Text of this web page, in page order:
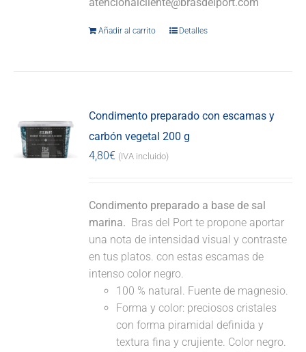
atencionalcliente@brasdelport.com
Añadir al carrito Detalles
Condimento preparado con escamas y
carbón vegetal 200 g
4,80€ (IVA incluido)
Condimento preparado a base de sal
marina. Bras del Port te propone aportar
una nota de intensidad visual y contraste
en tus platos. con estas escamas de
intenso color negro.
100 % natural. Fuente de magnesio.
Forma y color: preciosos cristales
con forma piramidal definida y
textura fina y crujiente. Color negro.